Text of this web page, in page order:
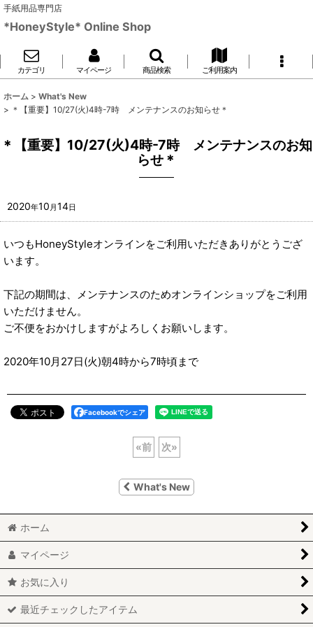
手紙用品専門店
*HoneyStyle* Online Shop
カテゴリ マイページ 商品検索 ご利用案内
ホーム > What's New
> ＊【重要】10/27(火)4時-7時 メンテナンスのお知らせ＊
＊【重要】10/27(火)4時-7時 メンテナンスのお知
らせ＊
2020年10 月14日
いつもHoneyStyleオンラインをご利用いただきありがとうござ
います。
下記の期間は、メンテナンスのためオンラインショップをご利用
いただけません。
ご不便をおかけしますがよろしくお願いします。
2020年10月27日(火)朝4時から7時頃まで
Facebookでシェア
«前 次»
What's New
ホーム
マイページ
お気に入り
最近チェックしたアイテム